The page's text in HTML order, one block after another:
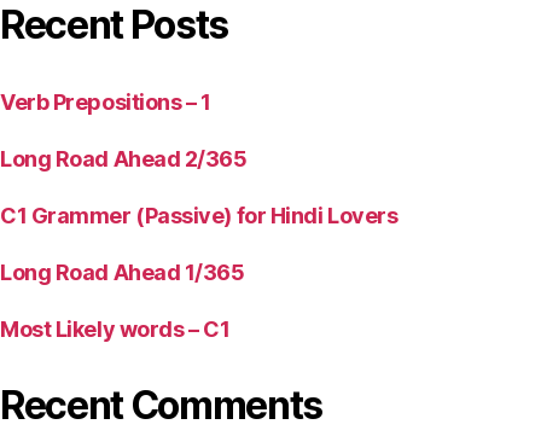
Recent Posts
Verb Prepositions – 1
Long Road Ahead 2/365
C1 Grammer (Passive) for Hindi Lovers
Long Road Ahead 1/365
Most Likely words – C1
Recent Comments